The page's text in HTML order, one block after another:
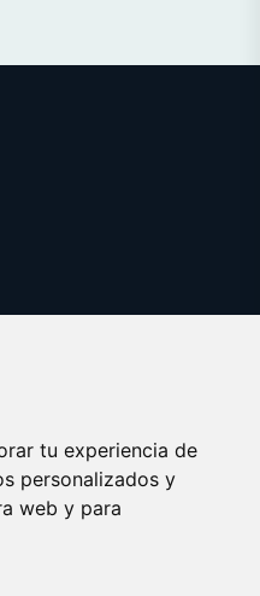
tu experiencia de
personalizados y
web y para
© 2025